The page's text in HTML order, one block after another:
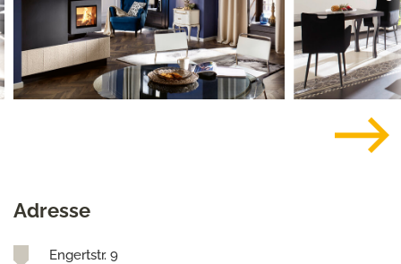
Adresse
Engertstr. 9